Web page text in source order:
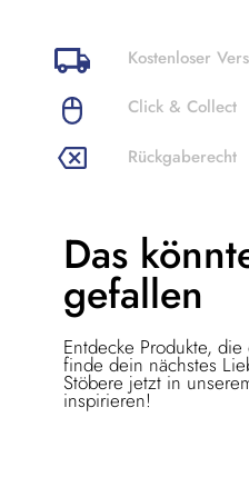
Kostenloser
Click & Collect
Rückgaberecht
Das
gefallen
Entdecke Produkte,
finde dein nächstes
Stöbere jetzt in
inspirieren!